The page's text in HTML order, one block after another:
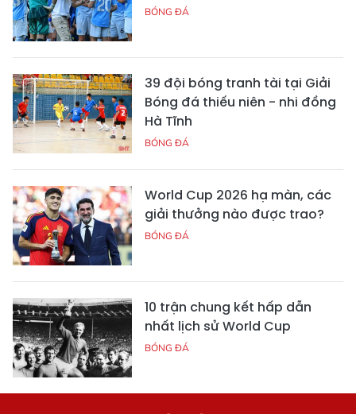
BÓNG ĐÁ
39 đội bóng tranh tài tại Giải
Bóng đá thiếu niên - nhi đồng
Hà Tĩnh
BÓNG ĐÁ
World Cup 2026 hạ màn, các
giải thưởng nào được trao?
BÓNG ĐÁ
10 trận chung kết hấp dẫn
nhất lịch sử World Cup
BÓNG ĐÁ